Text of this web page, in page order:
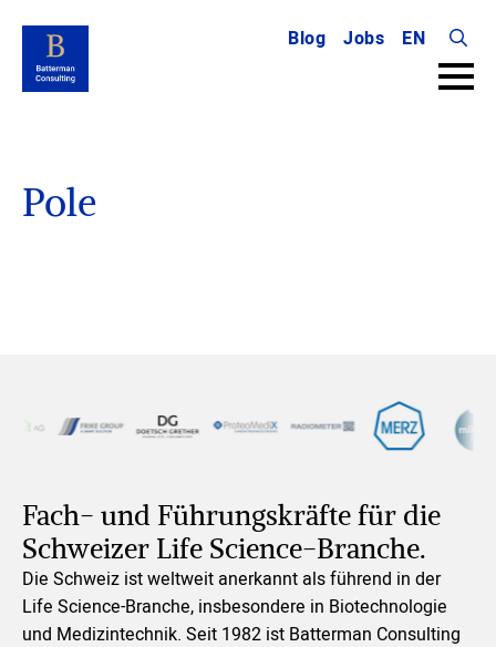
Blog Jobs EN
Search
for:
Pole
Fach- und Führungskräfte für die
Schweizer Life Science-Branche.
Die Schweiz ist weltweit anerkannt als führend in der
Life Science-Branche, insbesondere in Biotechnologie
und Medizintechnik. Seit 1982 ist Batterman Consulting